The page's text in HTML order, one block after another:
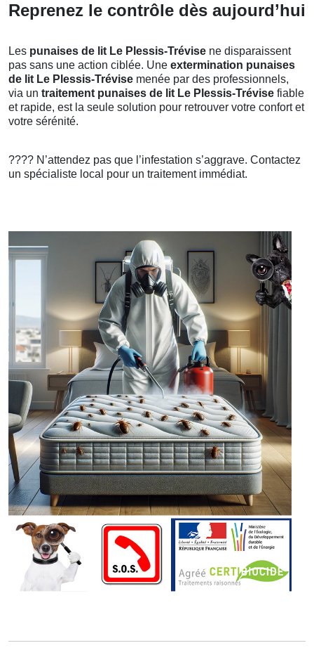
Reprenez le contrôle dès aujourd’hui
Les punaises de lit Le Plessis-Trévise ne disparaissent
pas sans une action ciblée. Une extermination punaises
de lit Le Plessis-Trévise menée par des professionnels,
via un traitement punaises de lit Le Plessis-Trévise fiable
et rapide, est la seule solution pour retrouver votre confort et
votre sérénité.
???? N’attendez pas que l’infestation s’aggrave. Contactez
un spécialiste local pour un traitement immédiat.